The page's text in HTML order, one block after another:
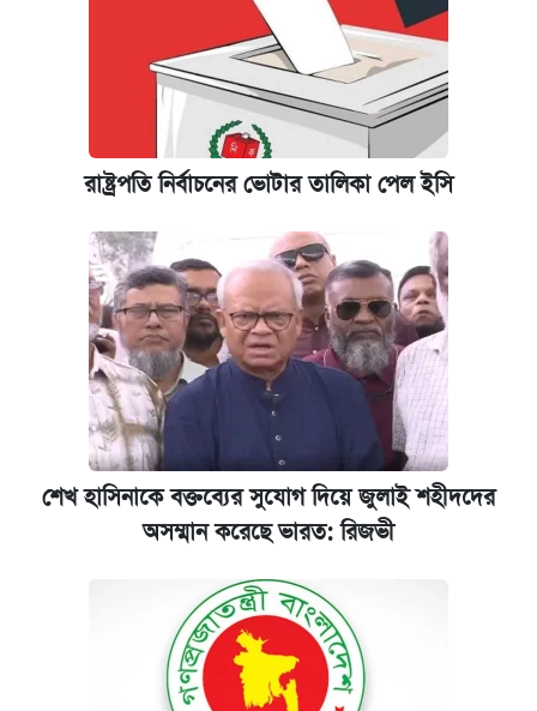
রাষ্ট্রপতি নির্বাচনের ভোটার তালিকা পেল ইসি
শেখ হাসিনাকে বক্তব্যের সুযোগ দিয়ে জুলাই শহীদদের
অসম্মান করেছে ভারত: রিজভী